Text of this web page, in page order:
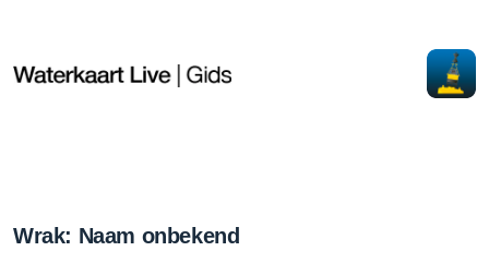
Wrak: Naam onbekend